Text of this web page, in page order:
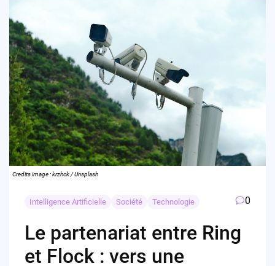
Credits image : krzhck / Unsplash
Intelligence Artificielle Société Technologie 0
Le partenariat entre Ring
et Flock : vers une